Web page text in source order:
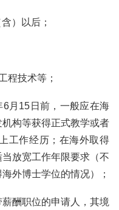
）以后；
程技术等；
6月15日前，一般应在海
构等获得正式教学或者
工作经历；在海外取得
放宽工作年限要求（不
外博士学位的情况）；
酬职位的申请人，其境